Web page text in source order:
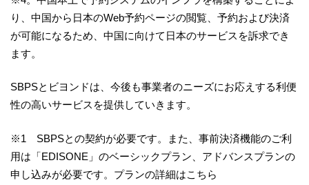
り、中国から日本のWeb予約ページの閲覧、予約および決済
が可能になるため、中国に向けて日本のサービスを訴求でき
ます。
SBPSとビヨンドは、今後も事業者のニーズにお応えする利便
性の高いサービスを提供していきます。
※1 SBPSとの契約が必要です。また、事前決済機能のご利
用は「EDISONE」のベーシックプラン、アドバンスプランの
申し込みが必要です。プランの詳細はこちら